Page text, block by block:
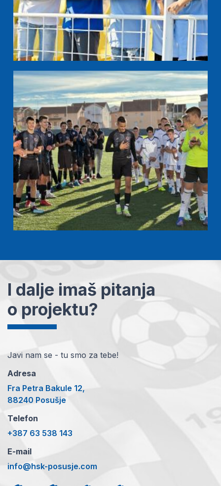
I dalje imaš pitanja
o projektu?
Javi nam se - tu smo za tebe!
Adresa
Fra Petra Bakule 12,
88240 Posušje
Telefon
+387 63 538 143
E-mail
info@hsk-posusje.com